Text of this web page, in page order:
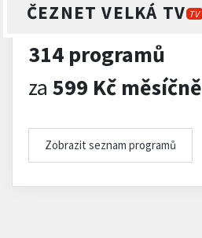
ČEZNET VELKÁ TV TV
314 programů
za 599 Kč měsíčně
Zobrazit seznam programů